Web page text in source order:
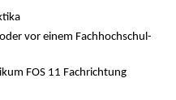
vor einem Fachhochschul-
FOS 11 Fachrichtung